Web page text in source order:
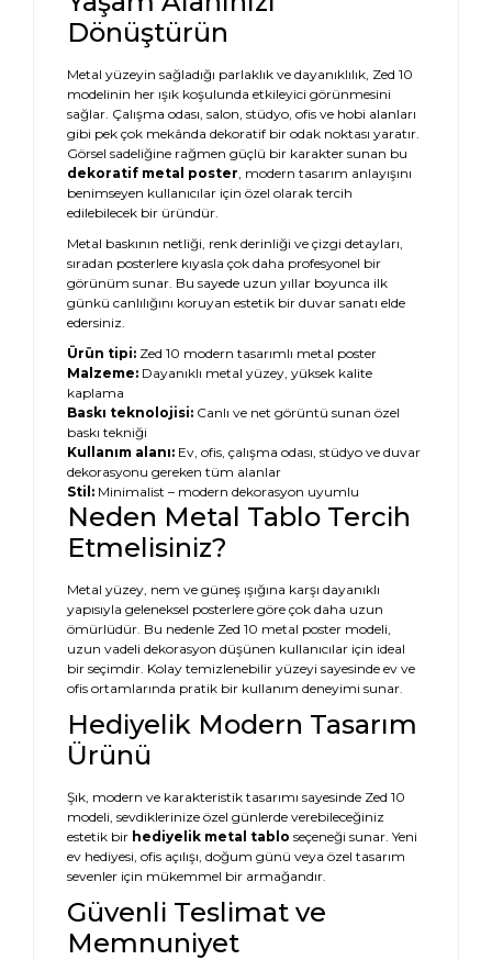
Dönüştürün
Metal yüzeyin sağladığı parlaklık ve dayanıklılık, Zed 10
modelinin her ışık koşulunda etkileyici görünmesini
sağlar. Çalışma odası, salon, stüdyo, ofis ve hobi alanları
gibi pek çok mekânda dekoratif bir odak noktası yaratır.
Görsel sadeliğine rağmen güçlü bir karakter sunan bu
dekoratif metal poster, modern tasarım anlayışını
benimseyen kullanıcılar için özel olarak tercih
edilebilecek bir üründür.
Metal baskının netliği, renk derinliği ve çizgi detayları,
sıradan posterlere kıyasla çok daha profesyonel bir
görünüm sunar. Bu sayede uzun yıllar boyunca ilk
günkü canlılığını koruyan estetik bir duvar sanatı elde
edersiniz.
Ürün tipi: Zed 10 modern tasarımlı metal poster
Malzeme: Dayanıklı metal yüzey, yüksek kalite
kaplama
Baskı teknolojisi: Canlı ve net görüntü sunan özel
baskı tekniği
Kullanım alanı: Ev, ofis, çalışma odası, stüdyo ve duvar
dekorasyonu gereken tüm alanlar
Stil: Minimalist – modern dekorasyon uyumlu
Neden Metal Tablo Tercih
Etmelisiniz?
Metal yüzey, nem ve güneş ışığına karşı dayanıklı
yapısıyla geleneksel posterlere göre çok daha uzun
ömürlüdür. Bu nedenle Zed 10 metal poster modeli,
uzun vadeli dekorasyon düşünen kullanıcılar için ideal
bir seçimdir. Kolay temizlenebilir yüzeyi sayesinde ev ve
ofis ortamlarında pratik bir kullanım deneyimi sunar.
Hediyelik Modern Tasarım
Ürünü
Şık, modern ve karakteristik tasarımı sayesinde Zed 10
modeli, sevdiklerinize özel günlerde verebileceğiniz
estetik bir hediyelik metal tablo seçeneği sunar. Yeni
ev hediyesi, ofis açılışı, doğum günü veya özel tasarım
sevenler için mükemmel bir armağandır.
Güvenli Teslimat ve
Memnuniyet